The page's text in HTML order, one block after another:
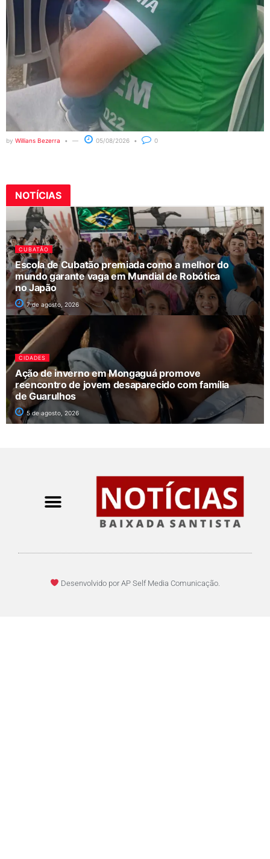
by Willians Bezerra 05/08/2026 0
NOTÍCIAS
CUBATÃO
Escola de Cubatão premiada como a melhor do
mundo garante vaga em Mundial de Robótica
no Japão
7 de agosto, 2026
CIDADES
Ação de inverno em Mongaguá promove
reencontro de jovem desaparecido com família
de Guarulhos
5 de agosto, 2026
Desenvolvido por AP Self Media Comunicação.